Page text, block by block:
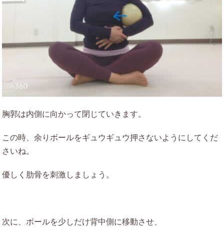
胸郭は内側に向かって閉じていきます。
この時、余りボールをギュウギュウ押さないようにしてくだ
さいね。
優しく肋骨を刺激しましょう。
次に、ボールを少しだけ背中側に移動させ、